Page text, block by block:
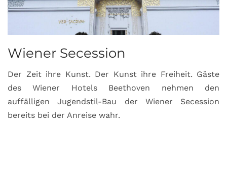
Wiener Secession
Der Zeit ihre Kunst. Der Kunst ihre Freiheit. Gäste
des Wiener Hotels Beethoven nehmen den
auffälligen Jugendstil-Bau der Wiener Secession
bereits bei der Anreise wahr.